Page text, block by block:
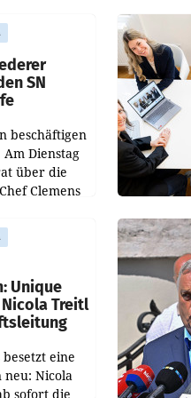
SN
beschäftigen
Am Dienstag
über die
Clemens
Unique
Treitl
eine
neu: Nicola
sofort die